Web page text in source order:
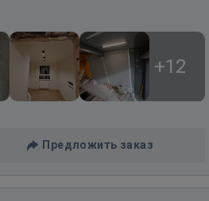
+12
Предложить заказ